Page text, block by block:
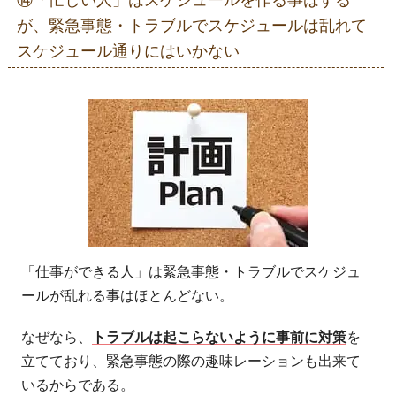
が、緊急事態・トラブルでスケジュールは乱れて
スケジュール通りにはいかない
「仕事ができる人」は緊急事態・トラブルでスケジュ
ールが乱れる事はほとんどない。
なぜなら、 トラブルは起こらないように事前に対策を
立てており、緊急事態の際の趣味レーションも出来て
いるからである。